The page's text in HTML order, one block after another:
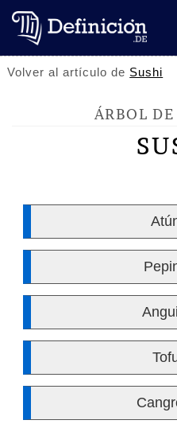
Volver al artículo de Sushi
ÁRBOL